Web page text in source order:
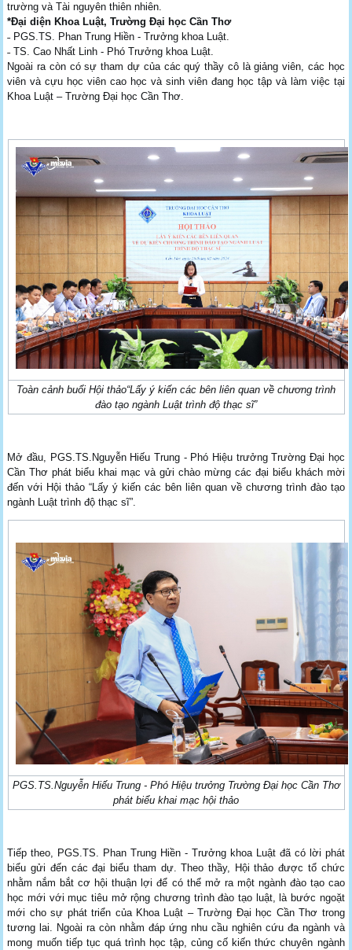
trường và Tài nguyên thiên nhiên.
*Đại diện Khoa Luật, Trường Đại học Cần Thơ
˗ PGS.TS. Phan Trung Hiền - Trưởng khoa Luật.
˗ TS. Cao Nhất Linh - Phó Trưởng khoa Luật.
Ngoài ra còn có sự tham dự của các quý thầy cô là giảng viên, các học
viên và cựu học viên cao học và sinh viên đang học tập và làm việc tại
Khoa Luật – Trường Đại học Cần Thơ.
Toàn cảnh buổi Hội thảo“Lấy ý kiến các bên liên quan về chương trình
đào tạo ngành Luật trình độ thạc sĩ”
Mở đầu, PGS.TS.Nguyễn Hiếu Trung - Phó Hiệu trưởng Trường Đại học
Cần Thơ phát biểu khai mạc và gửi chào mừng các đại biểu khách mời
đến với Hội thảo “Lấy ý kiến các bên liên quan về chương trình đào tạo
ngành Luật trình độ thạc sĩ”.
PGS.TS.Nguyễn Hiếu Trung - Phó Hiệu trưởng Trường Đại học Cần Thơ
phát biểu khai mạc hội thảo
Tiếp theo, PGS.TS. Phan Trung Hiền - Trưởng khoa Luật đã có lời phát
biểu gửi đến các đại biểu tham dự. Theo thầy, Hội thảo được tổ chức
nhằm nắm bắt cơ hội thuận lợi để có thể mở ra một ngành đào tạo cao
học mới với mục tiêu mở rộng chương trình đào tạo luật, là bước ngoặt
mới cho sự phát triển của Khoa Luật – Trường Đại học Cần Thơ trong
tương lai. Ngoài ra còn nhằm đáp ứng nhu cầu nghiên cứu đa ngành và
mong muốn tiếp tục quá trình học tập, củng cố kiến thức chuyên ngành